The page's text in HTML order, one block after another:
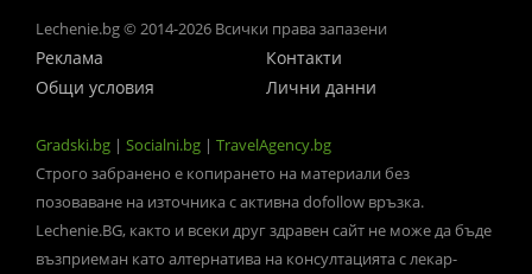
Lechenie.bg © 2014-2026 Всички права запазени
Реклама
Контакти
Общи условия
Лични данни
Gradski.bg | Socialni.bg | TravelAgency.bg
Строго забранено е копирането на материали без
позоваване на източника с активна dofollow връзка.
Lechenie.BG, както и всеки друг здравен сайт не може да бъде
възприеман като алтернатива на консултацията с лекар-